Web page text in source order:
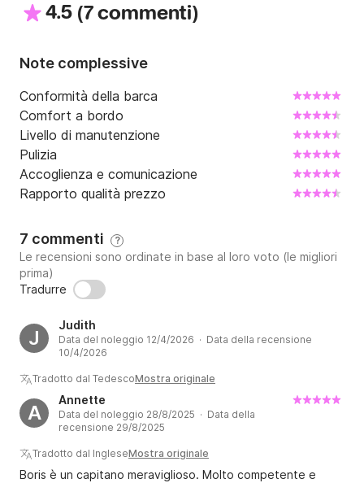
4.5 (7 commenti)
Note complessive
Conformità della barca
Comfort a bordo
Livello di manutenzione
Pulizia
Accoglienza e comunicazione
Rapporto qualità prezzo
7 commenti ?
Le recensioni sono ordinate in base al loro voto (le migliori
prima)
Tradurre
J
Judith
Data del noleggio 12/4/2026 · Data della recensione
10/4/2026
Tradotto dal TedescoMostra originale
A
Annette
Data del noleggio 28/8/2025 · Data della
recensione 29/8/2025
Tradotto dal IngleseMostra originale
Boris è un capitano meraviglioso. Molto competente e